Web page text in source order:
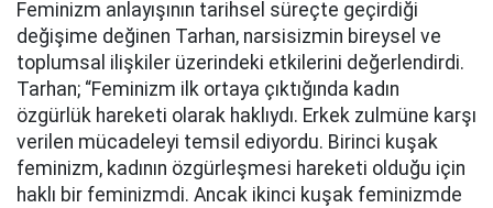
Feminizm anlayışının tarihsel süreçte geçirdiği
değişime değinen Tarhan, narsisizmin bireysel ve
toplumsal ilişkiler üzerindeki etkilerini değerlendirdi.
Tarhan; “Feminizm ilk ortaya çıktığında kadın
özgürlük hareketi olarak haklıydı. Erkek zulmüne karşı
verilen mücadeleyi temsil ediyordu. Birinci kuşak
feminizm, kadının özgürleşmesi hareketi olduğu için
haklı bir feminizmdi. Ancak ikinci kuşak feminizmde